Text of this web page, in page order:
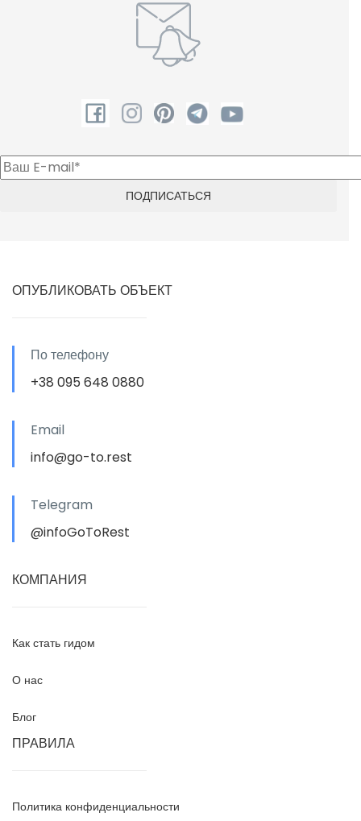
ОПУБЛИКОВАТЬ ОБЪЕКТ
По телефону
+38 095 648 0880
Email
info@go-to.rest
Telegram
@infoGoToRest
КОМПАНИЯ
Как стать гидом
О нас
Блог
ПРАВИЛА
Политика конфиденциальности